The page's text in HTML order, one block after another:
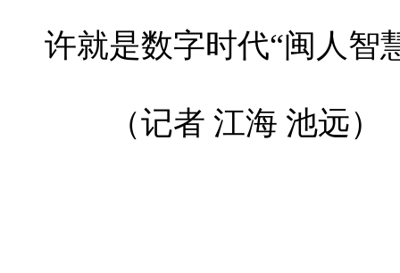
许就是数字时代“闽人智
（记者 江海 池远）